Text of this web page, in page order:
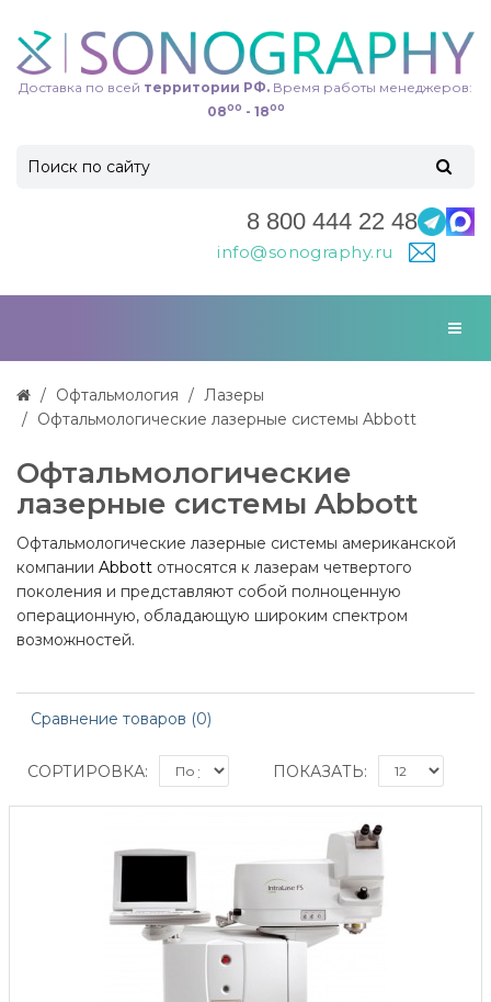
Доставка по всей территории РФ. Время работы менеджеров:
0800 - 1800
8 800 444 22 48
info@sonography.ru
Офтальмология
Лазеры
Офтальмологические лазерные системы Abbott
Офтальмологические
лазерные системы Abbott
Офтальмологические лазерные системы американской
компании Abbott относятся к лазерам четвертого
поколения и представляют собой полноценную
операционную, обладающую широким спектром
возможностей.
Сравнение товаров (0)
СОРТИРОВКА: ПОКАЗАТЬ: